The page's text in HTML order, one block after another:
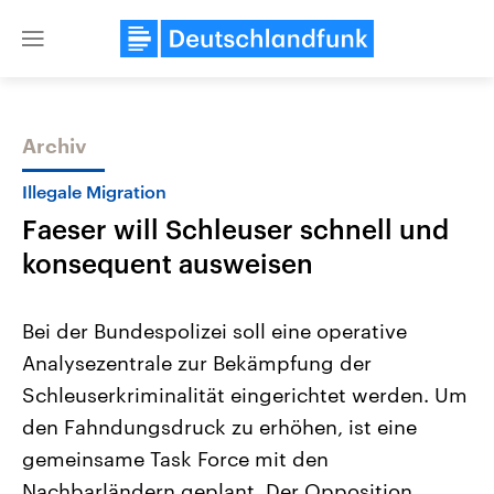
Close
Themen
Landtagswahl Sachsen-Anhalt
2026
Alle Informationen
Sachsen-Anhalt wählt am 6.
September 2026 einen neuen
Landtag. Seit 2021 wird das
Bundesland von einer Koalition aus
USA
Aktuelle Beiträge,
Hintergründe
Wirtschaftlich und
gehören die Vereinigten
den mächtigsten Ländern
mit großem Einfluss auf
Archiv
Illegale Migration
Faeser will Schleuser schnell und
konsequent ausweisen
Bei der Bundespolizei soll eine operative
Analysezentrale zur Bekämpfung der
Schleuserkriminalität eingerichtet werden. Um
den Fahndungsdruck zu erhöhen, ist eine
gemeinsame Task Force mit den